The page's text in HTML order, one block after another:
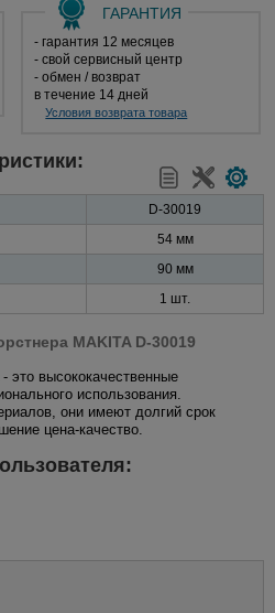
ГАРАНТИЯ
- гарантия 12 месяцев
- свой сервисный центр
- обмен / возврат
в течение 14 дней
Условия возврата товара
D-30019
54 мм
90 мм
1 шт.
MAKITA D-30019
это высококачественные
использования.
они имеют долгий срок
цена-качество.